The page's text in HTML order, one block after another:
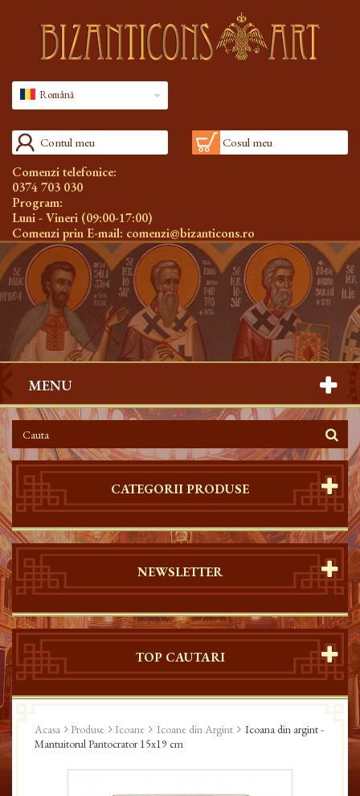
Română
Contul meu Cosul meu
Comenzi telefonice:
0374 703 030
Program:
Luni - Vineri (09:00-17:00)
Comenzi prin E-mail: comenzi@bizanticons.ro
MENU
CATEGORII PRODUSE
NEWSLETTER
TOP CAUTARI
Acasa Produse Icoane Icoane din Argint
Icoana din argint -
Mantuitorul Pantocrator 15x19 cm